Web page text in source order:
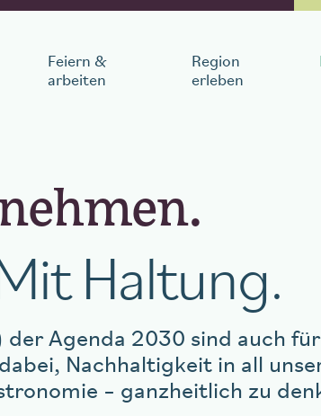
Feiern &
arbeiten
Region
erleben
Anzahl Personen
Haltung.
Agenda 2030 sind auch
Nachhaltigkeit in all
– ganzheitlich zu